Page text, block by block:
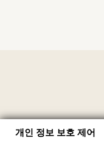
비치 백이나 파우치 안
주 또는 주름 장식 등과
천에 박힌 작은 모래 알
개인 정보 보호 제어